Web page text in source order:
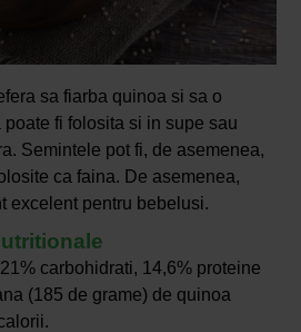
sa fiarba quinoa si sa o
fi folosita si in supe sau
Semintele pot fi, de asemenea,
ca faina. De asemenea,
excelent pentru bebelusi.
carbohidrati, 14,6% proteine
(185 de grame) de quinoa